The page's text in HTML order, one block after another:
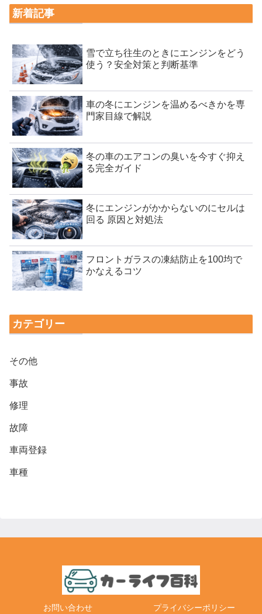
新着記事
雪で立ち往生のときにエンジンをどう
使う？安全対策と判断基準
車の冬にエンジンを温めるべきかを専
門家目線で解説
冬の車のエアコンの臭いを今すぐ抑え
る完全ガイド
冬にエンジンがかからないのにセルは
回る 原因と対処法
フロントガラスの凍結防止を100均で
かなえるコツ
カテゴリー
その他
事故
修理
故障
車両登録
車種
お問い合わせ プライバシーポリシー